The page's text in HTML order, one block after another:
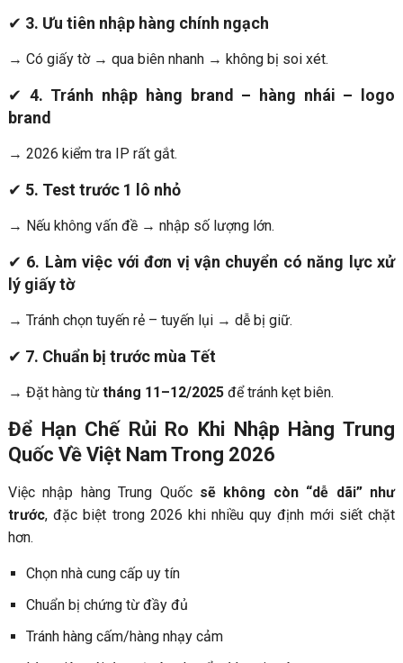
✔ 3. Ưu tiên nhập hàng chính ngạch
→ Có giấy tờ → qua biên nhanh → không bị soi xét.
✔ 4. Tránh nhập hàng brand – hàng nhái – logo
brand
→ 2026 kiểm tra IP rất gắt.
✔ 5. Test trước 1 lô nhỏ
→ Nếu không vấn đề → nhập số lượng lớn.
✔ 6. Làm việc với đơn vị vận chuyển có năng lực xử
lý giấy tờ
→ Tránh chọn tuyến rẻ – tuyến lụi → dễ bị giữ.
✔ 7. Chuẩn bị trước mùa Tết
→ Đặt hàng từ tháng 11–12/2025để tránh kẹt biên.
Để Hạn Chế Rủi Ro Khi Nhập Hàng Trung
Quốc Về Việt Nam Trong 2026
Việc nhập hàng Trung Quốc sẽ không còn “dễ dãi” như
trước, đặc biệt trong 2026 khi nhiều quy định mới siết chặt
hơn.
Chọn nhà cung cấp uy tín
Chuẩn bị chứng từ đầy đủ
Tránh hàng cấm/hàng nhạy cảm